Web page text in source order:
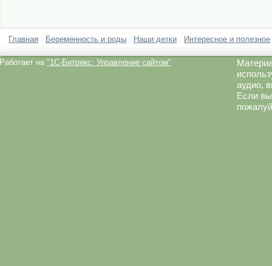
Главная Беременность и роды Наши детки Интересное и полезное
Работает на "1C-Битрикс: Управление сайтом"
аудио,
Если вы